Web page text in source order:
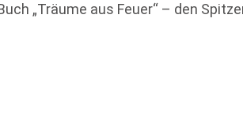
„Träume aus Feuer“ – den